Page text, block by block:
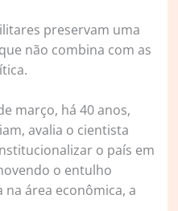
preservam uma
não combina com as
março, há 40 anos,
avalia o cientista
o país em
o entulho
área econômica, a